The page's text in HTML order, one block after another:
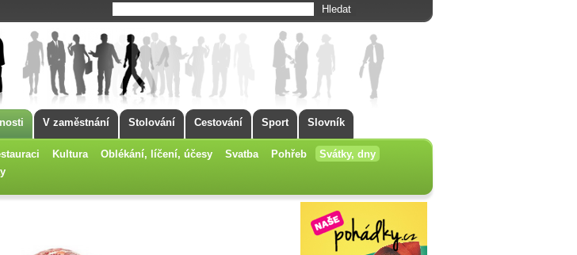
V zaměstnání Stolování Cestování Sport Slovník
Kultura Oblékání, líčení, účesy Svatba Pohřeb
Svátky, dny